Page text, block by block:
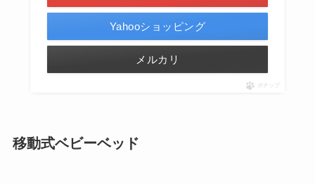
Yahooショッピング
メルカリ
ポチップ
移動式ベビーベッド